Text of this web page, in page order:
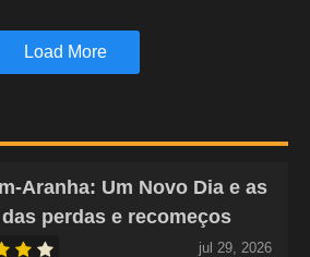
Load More
Aranha: Um Novo Dia e as
perdas e recomeços
jul 29, 2026